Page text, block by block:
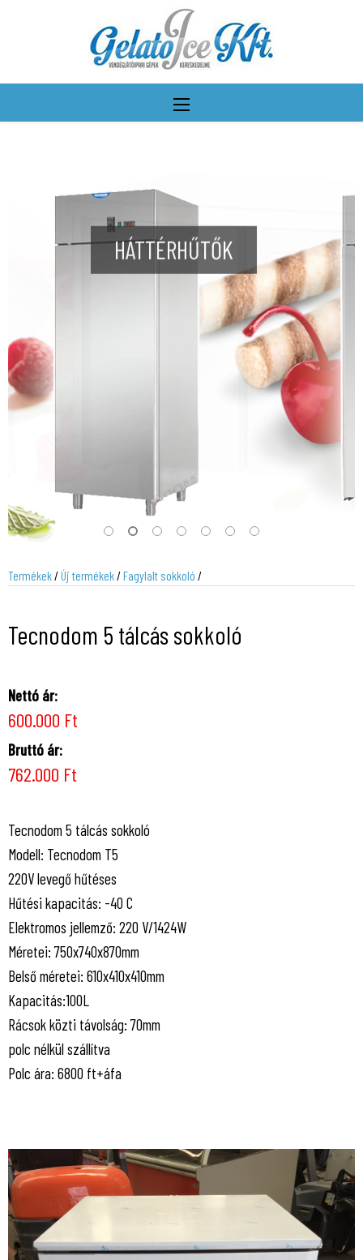
HÁTTÉRHŰTŐK
További részletek
Termékek/Új termékek/Fagylalt sokkoló /
Tecnodom 5 tálcás sokkoló
Nettó ár:
600.000 Ft
Bruttó ár:
762.000 Ft
Tecnodom 5 tálcás sokkoló
Modell: Tecnodom T5
220V levegő hűtéses
Hűtési kapacitás: -40 C
Elektromos jellemző: 220 V/1424W
Méretei: 750x740x870mm
Belső méretei: 610x410x410mm
Kapacitás:100L
Rácsok közti távolság: 70mm
polc nélkül szállítva
Polc ára: 6800 ft+áfa